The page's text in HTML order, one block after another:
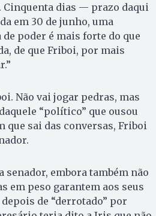
Cinquenta dias — prazo daqui
em 30 de junho, uma
poder é mais forte do que
de que Friboi, por mais
Não vai jogar pedras, mas
“político” que ousou
que sai das conversas, Friboi
senador, embora também não
em peso garantem aos seus
de “derrotado” por